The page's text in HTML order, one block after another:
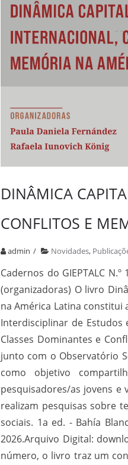
DINÂMICA
CONFLITOS E
admin Novidades,
Cadernos do GIEPTALC
(organizadoras) O livro
na América Latina
Interdisciplinar de Estudos
Classes Dominantes e
junto com o Observatório
como objetivo
pesquisadores/as jovens e
realizam pesquisas sobre
sociais. 1a ed. - Bahía
2026.Arquivo Digital:
número, o livro traz um